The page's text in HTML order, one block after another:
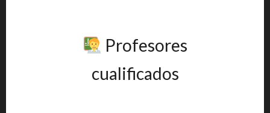
Profesores
cualificados